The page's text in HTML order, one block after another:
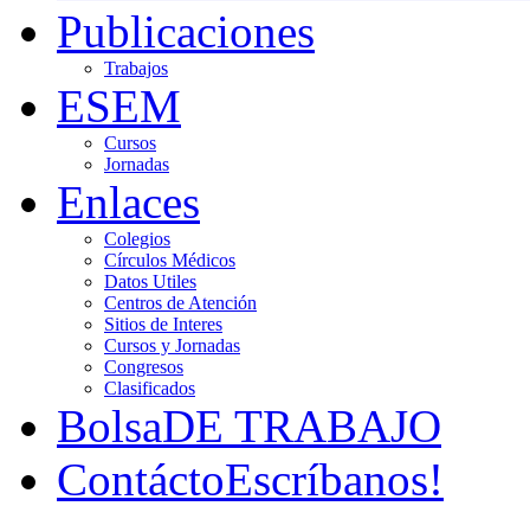
Publicaciones
Trabajos
ESEM
Cursos
Jornadas
Enlaces
Colegios
Círculos Médicos
Datos Utiles
Centros de Atención
Sitios de Interes
Cursos y Jornadas
Congresos
Clasificados
BolsaDE TRABAJO
ContáctoEscríbanos!